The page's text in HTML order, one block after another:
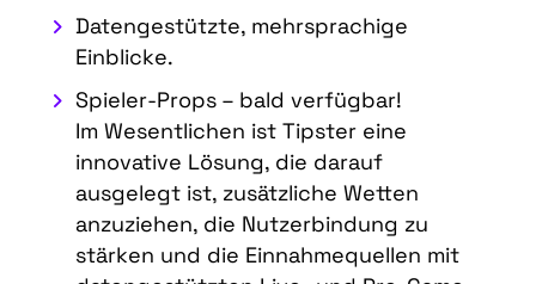
Datengestützte, mehrsprachige
Einblicke.
Spieler-Props – bald verfügbar!
Im Wesentlichen ist Tipster eine
innovative Lösung, die darauf
ausgelegt ist, zusätzliche Wetten
anzuziehen, die Nutzerbindung zu
stärken und die Einnahmequellen mit